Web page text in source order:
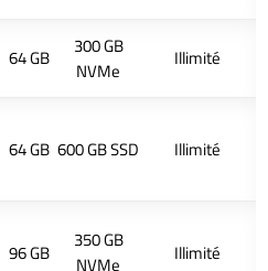
64 GB
300 GB
NVMe
Illimité
64 GB 600 GB SSD Illimité
96 GB
350 GB
NVMe
Illimité